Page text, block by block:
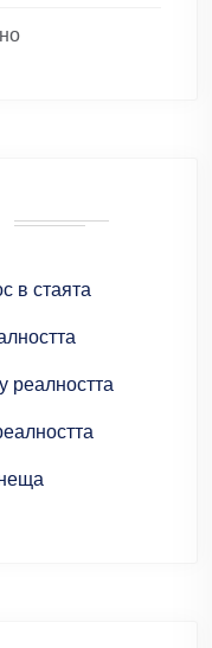
в стаята
реалността